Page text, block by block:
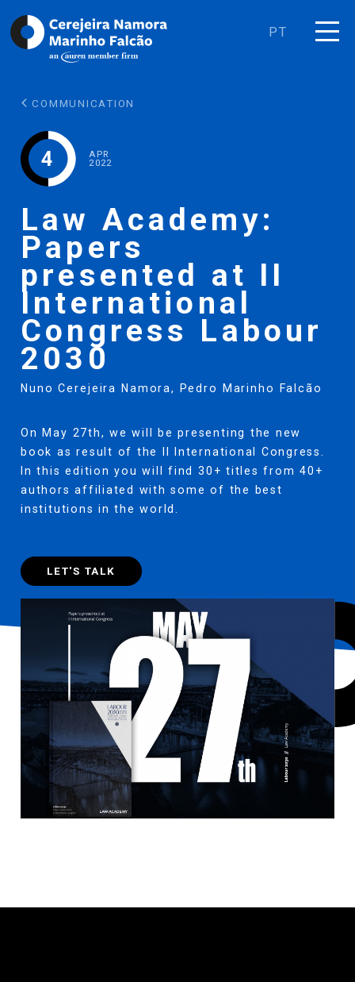
PT
COMMUNICATION
4 APR
2022
Law Academy:
Papers
presented at II
International
Congress Labour
2030
Nuno Cerejeira Namora, Pedro Marinho Falcão
On May 27th, we will be presenting the new
book as result of the II International Congress.
In this edition you will find 30+ titles from 40+
authors affiliated with some of the best
institutions in the world.
LET'S TALK